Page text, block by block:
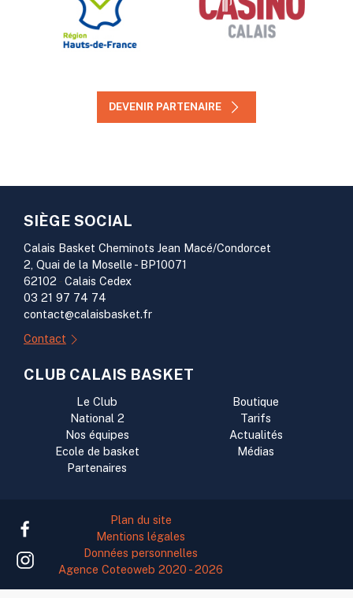
DEVENIR PARTENAIRE
SIÈGE SOCIAL
Calais Basket Cheminots Jean Macé/Condorcet
2, Quai de la Moselle - BP10071
62102 -Calais Cedex
03 21 97 74 74
contact@calaisbasket.fr
Contact
CLUB CALAIS BASKET
Le Club
National 2
Nos équipes
Ecole de basket
Partenaires
Boutique
Tarifs
Actualités
Médias
Plan du site
Mentions légales
Données personnelles
Agence Coteoweb 2020 - 2026